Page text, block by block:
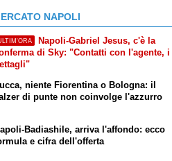
NAPOLI
Napoli-Gabriel Jesus, c'è la
di Sky: "Contatti con l'agente, i
niente Fiorentina o Bologna: il
di punte non coinvolge l'azzurro
Badiashile, arriva l'affondo: ecco
e cifra dell'offerta